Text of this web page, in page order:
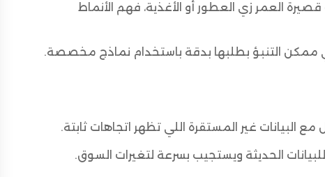
العمر زي العطور أو الأغذية، فهم الأنماط
ممكن التنبؤ بطلبها بدقة باستخدام نماذج مخصصة.
مع البيانات غير المستقرة اللي تظهر اتجاهات ثابتة.
الحديثة ويستجيب بسرعة لتغيرات السوق.